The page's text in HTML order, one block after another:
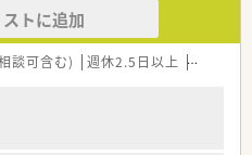
トに追加
談可含む) 週休2.5日以上 週32h以